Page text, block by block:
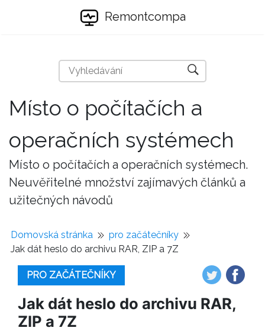
Remontcompa
Místo o počítačích a
operačních systémech
Místo o počítačích a operačních systémech.
Neuvěřitelné množství zajímavých článků a
užitečných návodů
Domovská stránka
pro začátečníky
Jak dát heslo do archivu RAR, ZIP a 7Z
PRO ZAČÁTEČNÍKY
Jak dát heslo do archivu RAR,
ZIP a 7Z